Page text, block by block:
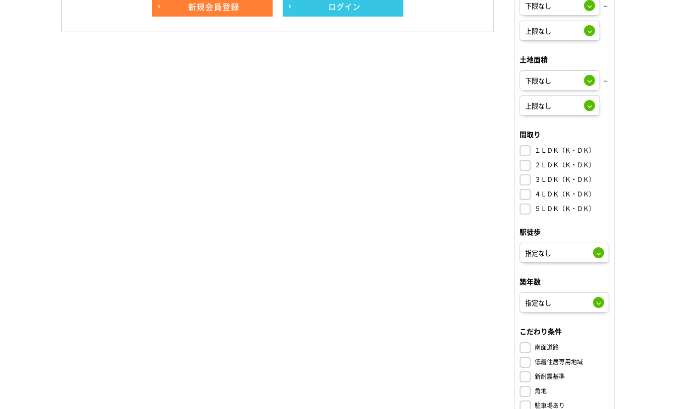
新規会員登録 ログイン ～
土地面積
～
間取り
１ＬＤＫ（Ｋ・ＤＫ）
２ＬＤＫ（Ｋ・ＤＫ）
３ＬＤＫ（Ｋ・ＤＫ）
４ＬＤＫ（Ｋ・ＤＫ）
５ＬＤＫ（Ｋ・ＤＫ）
駅徒歩
築年数
こだわり条件
南面道路
低層住居専用地域
新耐震基準
角地
駐車場あり